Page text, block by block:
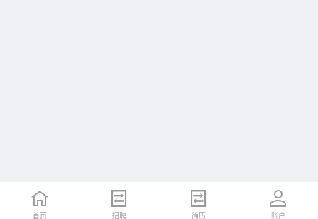
首页 招聘 简历 账户